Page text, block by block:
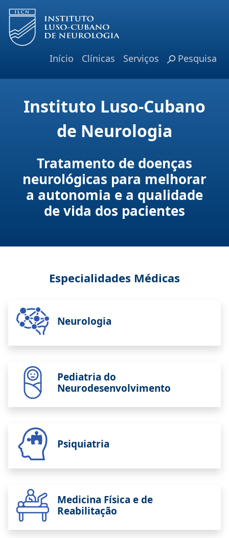
Skip to Main Content
Início Clínicas Serviços Pesquisa
Instituto Luso-Cubano
de Neurologia
Tratamento de doenças
neurológicas para melhorar
a autonomia e a qualidade
de vida dos pacientes
Especialidades Médicas
Neurologia
Pediatria do
Neurodesenvolvimento
Psiquiatria
Medicina Física e de
Reabilitação